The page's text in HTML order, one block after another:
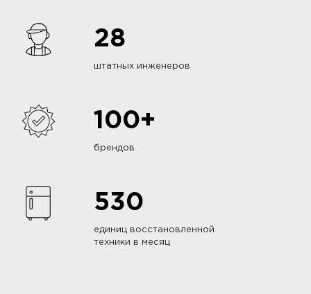
28
штатных инженеров
100+
брендов
530
единиц восстановленной
техники в месяц